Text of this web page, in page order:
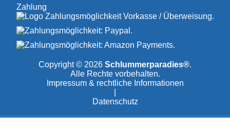
Sieger
Preis-Leistung
SEHR GUT
Schlummerparadies
Motor Comfort 44®
Im Vergleich: Lattenroste
SEHR
Im Vergleich: Lattenroste
Zahlung
Copyright © 2026 Schlummerparadies®.
Alle Rechte vorbehalten.
Impressum & rechtliche Informationen
Datenschutz